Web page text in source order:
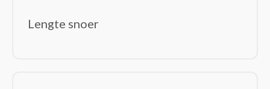
Lengte snoer